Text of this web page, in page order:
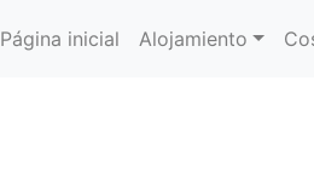
Página inicial Alojamiento